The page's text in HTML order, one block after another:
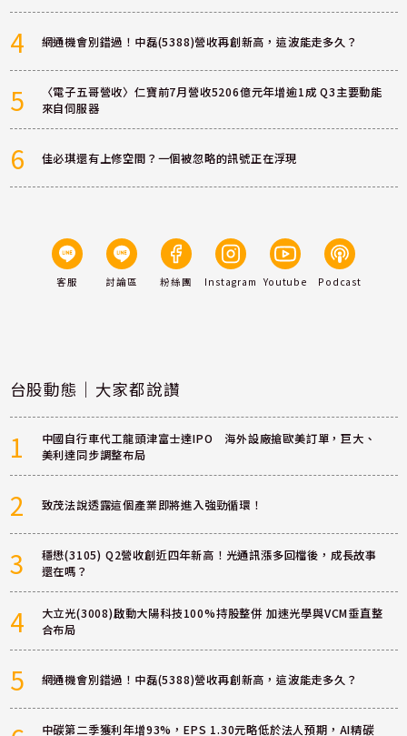
4 網通機會別錯過！中磊(5388)營收再創新高，這波能走多久？
5
〈電子五哥營收〉仁寶前7月營收5206億元年增逾1成 Q3主要動能
來自伺服器
6 佳必琪還有上修空間？一個被忽略的訊號正在浮現
客服 討論區 粉絲團 Instagram Youtube Podcast
台股動態｜大家都說讚
1
中國自行車代工龍頭津富士達IPO 海外設廠搶歐美訂單，巨大、
美利達同步調整布局
2 致茂法說透露這個產業即將進入強勁循環！
3
穩懋(3105) Q2營收創近四年新高！光通訊漲多回檔後，成長故事
還在嗎？
4
大立光(3008)啟動大陽科技100%持股整併 加速光學與VCM垂直整
合布局
5 網通機會別錯過！中磊(5388)營收再創新高，這波能走多久？
中碳第二季獲利年增93%，EPS 1.30元略低於法人預期，AI精碳